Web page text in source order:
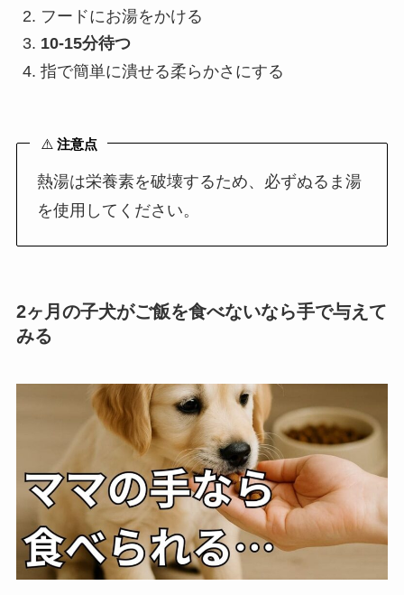
フードにお湯をかける
10-15分待つ
指で簡単に潰せる柔らかさにする
⚠️ 注意点
熱湯は栄養素を破壊するため、必ずぬるま湯
を使用してください。
2ヶ月の子犬がご飯を食べないなら手で与えて
みる